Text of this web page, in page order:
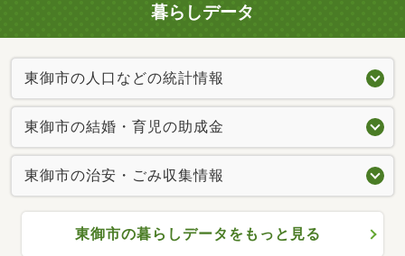
暮らしデータ
東御市の人口などの統計情報
東御市の結婚・育児の助成金
東御市の治安・ごみ収集情報
東御市の暮らしデータをもっと見る